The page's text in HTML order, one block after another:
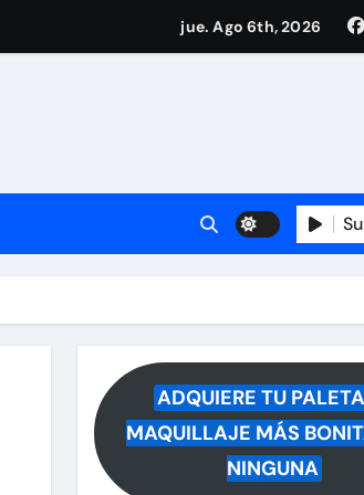
que saldrá del hospital
Medina y revela lo que muchos
reacciona a la noticia
jue. Ago 6th, 2026
ADQUIERE TU
MAQUILLAJE MÁS
NINGUNA